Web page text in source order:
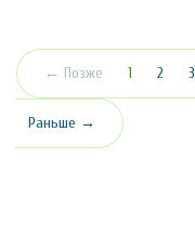
← Позже 1 (текущая)
2 3
Раньше →